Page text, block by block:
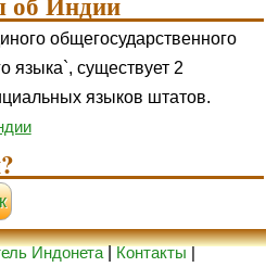
общегосударственного
языка`, существует 2
языков штатов.
Индонета|Контакты|